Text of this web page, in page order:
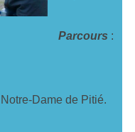
Parcours :
Dame de Pitié.